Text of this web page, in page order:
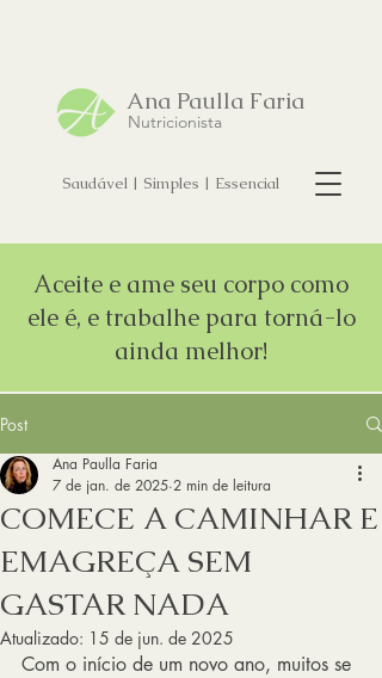
Aceite e ame seu corpo como
ele é, e trabalhe para torná-lo
ainda melhor!
Saudável | Simples | Essencial
Ana Paulla Faria
Nutricionista
Post
COMECE A CAMINHAR E
EMAGREÇA SEM
GASTAR NADA
Ana Paulla Faria
7 de jan. de 2025 2 min de leitura
Atualizado: 15 de jun. de 2025
Com o início de um novo ano, muitos se